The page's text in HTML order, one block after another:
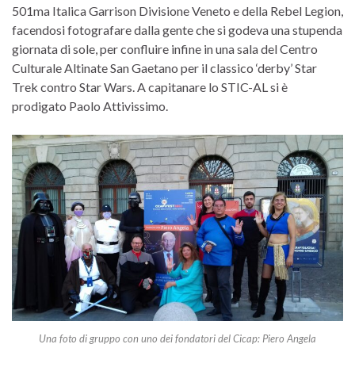
501ma Italica Garrison Divisione Veneto e della Rebel Legion,
facendosi fotografare dalla gente che si godeva una stupenda
giornata di sole, per confluire infine in una sala del Centro
Culturale Altinate San Gaetano per il classico ‘derby’ Star
Trek contro Star Wars. A capitanare lo STIC-AL si è
prodigato Paolo Attivissimo.
Una foto di gruppo con uno dei fondatori del Cicap: Piero Angela